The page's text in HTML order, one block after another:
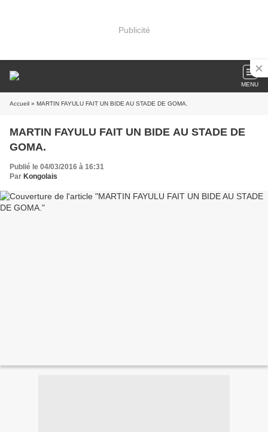
Publicité
MENU
Accueil » MARTIN FAYULU FAIT UN BIDE AU STADE DE GOMA.
MARTIN FAYULU FAIT UN BIDE AU STADE DE
GOMA.
Publié le 04/03/2016 à 16:31
Par Kongolais